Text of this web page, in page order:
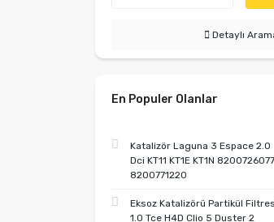
Detaylı
En Populer Olanlar
Katalizör Laguna 3 Espace 2.0
Dci KT11 KT1E KT1N 8200726077
8200771220
Eksoz Katalizörü Partikül
1.0 Tce H4D Clio 5 Duster 2